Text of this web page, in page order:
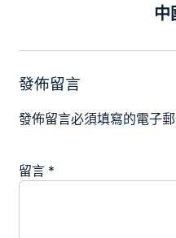
中
發佈留言
發佈留言必須填寫的電子
留言 *